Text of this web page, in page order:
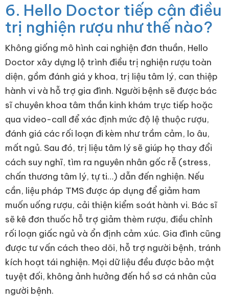
6. Hello Doctor tiếp cận điều
trị nghiện rượu như thế nào?
Không giống mô hình cai nghiện đơn thuần, Hello
Doctor xây dựng lộ trình điều trị nghiện rượu toàn
diện, gồm đánh giá y khoa, trị liệu tâm lý, can thiệp
hành vi và hỗ trợ gia đình. Người bệnh sẽ được bác
sĩ chuyên khoa tâm thần kinh khám trực tiếp hoặc
qua video-call để xác định mức độ lệ thuộc rượu,
đánh giá các rối loạn đi kèm như trầm cảm, lo âu,
mất ngủ. Sau đó, trị liệu tâm lý sẽ giúp họ thay đổi
cách suy nghĩ, tìm ra nguyên nhân gốc rễ (stress,
chấn thương tâm lý, tự ti…) dẫn đến nghiện. Nếu
cần, liệu pháp TMS được áp dụng để giảm ham
muốn uống rượu, cải thiện kiểm soát hành vi. Bác sĩ
sẽ kê đơn thuốc hỗ trợ giảm thèm rượu, điều chỉnh
rối loạn giấc ngủ và ổn định cảm xúc. Gia đình cũng
được tư vấn cách theo dõi, hỗ trợ người bệnh, tránh
kích hoạt tái nghiện. Mọi dữ liệu đều được bảo mật
tuyệt đối, không ảnh hưởng đến hồ sơ cá nhân của
người bệnh.